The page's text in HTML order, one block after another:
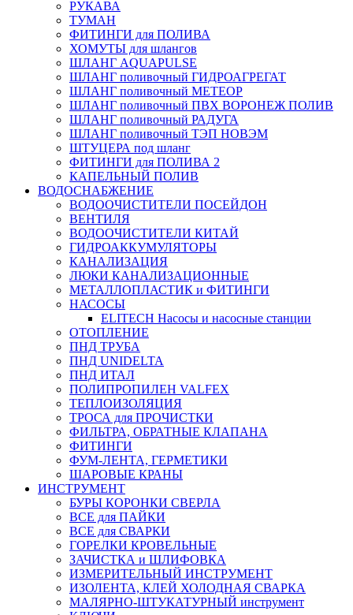
РУКАВА
ТУМАН
ФИТИНГИ для ПОЛИВА
ХОМУТЫ для шлангов
ШЛАНГ AQUAPULSE
ШЛАНГ поливочный ГИДРОАГРЕГАТ
ШЛАНГ поливочный МЕТЕОР
ШЛАНГ поливочный ПВХ ВОРОНЕЖ ПОЛИВ
ШЛАНГ поливочный РАДУГА
ШЛАНГ поливочный ТЭП НОВЭМ
ШТУЦЕРА под шланг
ФИТИНГИ для ПОЛИВА 2
КАПЕЛЬНЫЙ ПОЛИВ
ВОДОСНАБЖЕНИЕ
ВОДООЧИСТИТЕЛИ ПОСЕЙДОН
ВЕНТИЛЯ
ВОДООЧИСТИТЕЛИ КИТАЙ
ГИДРОАККУМУЛЯТОРЫ
КАНАЛИЗАЦИЯ
ЛЮКИ КАНАЛИЗАЦИОННЫЕ
МЕТАЛЛОПЛАСТИК и ФИТИНГИ
НАСОСЫ
ELITECH Насосы и насосные станции
ОТОПЛЕНИЕ
ПНД ТРУБА
ПНД UNIDELTA
ПНД ИТАЛ
ПОЛИПРОПИЛЕН VALFEX
ТЕПЛОИЗОЛЯЦИЯ
ТРОСА для ПРОЧИСТКИ
ФИЛЬТРА, ОБРАТНЫЕ КЛАПАНА
ФИТИНГИ
ФУМ-ЛЕНТА, ГЕРМЕТИКИ
ШАРОВЫЕ КРАНЫ
ИНСТРУМЕНТ
БУРЫ КОРОНКИ СВЕРЛА
ВСЕ для ПАЙКИ
ВСЕ для СВАРКИ
ГОРЕЛКИ КРОВЕЛЬНЫЕ
ЗАЧИСТКА и ШЛИФОВКА
ИЗМЕРИТЕЛЬНЫЙ ИНСТРУМЕНТ
ИЗОЛЕНТА, КЛЕЙ ХОЛОДНАЯ СВАРКА
МАЛЯРНО-ШТУКАТУРНЫЙ инструмент